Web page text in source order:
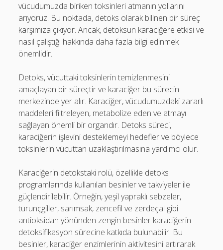
vücudumuzda biriken toksinleri atmanın yollarını
arıyoruz. Bu noktada, detoks olarak bilinen bir süreç
karşımıza çıkıyor. Ancak, detoksun karaciğere etkisi ve
nasıl çalıştığı hakkında daha fazla bilgi edinmek
önemlidir.
Detoks, vücuttaki toksinlerin temizlenmesini
amaçlayan bir süreçtir ve karaciğer bu sürecin
merkezinde yer alır. Karaciğer, vücudumuzdaki zararlı
maddeleri filtreleyen, metabolize eden ve atmayı
sağlayan önemli bir organdır. Detoks süreci,
karaciğerin işlevini desteklemeyi hedefler ve böylece
toksinlerin vücuttan uzaklaştırılmasına yardımcı olur.
Karaciğerin detokstaki rolü, özellikle detoks
programlarında kullanılan besinler ve takviyeler ile
güçlendirilebilir. Örneğin, yeşil yapraklı sebzeler,
turunçgiller, sarımsak, zencefil ve zerdeçal gibi
antioksidan yönünden zengin besinler karaciğerin
detoksifikasyon sürecine katkıda bulunabilir. Bu
besinler, karaciğer enzimlerinin aktivitesini artırarak